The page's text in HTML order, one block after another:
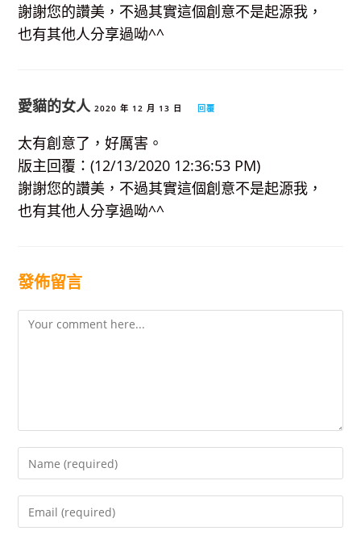
謝謝您的讚美，不過其實這個創意不是起源我，
也有其他人分享過呦^^
愛貓的女人 2020 年 12 月 13 日 回覆
太有創意了，好厲害。
版主回覆：(12/13/2020 12:36:53 PM)
謝謝您的讚美，不過其實這個創意不是起源我，
也有其他人分享過呦^^
發佈留言
Comment
your
username
your